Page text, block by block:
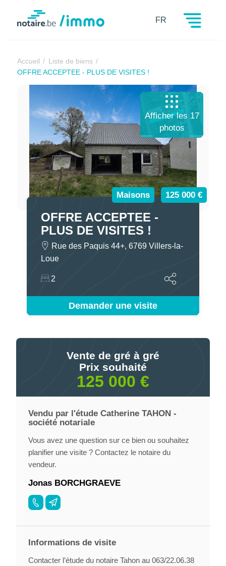
Notaire.be FR
Accueil
Liste de biens
OFFRE ACCEPTEE - PLUS DE VISITES !
Maisons 125 000 €
OFFRE ACCEPTEE -
PLUS DE VISITES !
Rue des Paquis 44+, 6769 Villers-la-
Loue
2
Demander une visite
Afficher les 17
photos
Vente de gré à gré
Prix souhaité
125 000 €
Vendu par l'étude Catherine TAHON -
société notariale
Vous avez une question sur ce bien ou souhaitez
planifier une visite ? Contactez le notaire du
vendeur.
Jonas BORCHGRAEVE
Informations de visite
Contacter l’étude du notaire Tahon au 063/22.06.38